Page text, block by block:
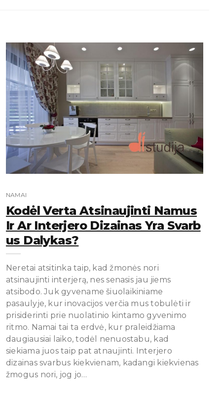
NAMAI
Kodėl Verta Atsinaujinti Namus
Ir Ar Interjero Dizainas Yra Svarb
Us Dalykas?
Neretai atsitinka taip, kad žmonės nori
atsinaujinti interjerą, nes senasis jau jiems
atsibodo. Juk gyvename šiuolaikiniame
pasaulyje, kur inovacijos verčia mus tobulėti ir
prisiderinti prie nuolatinio kintamo gyvenimo
ritmo. Namai tai ta erdvė, kur praleidžiama
daugiausiai laiko, todėl nenuostabu, kad
siekiama juos taip pat atnaujinti. Interjero
dizainas svarbus kiekvienam, kadangi kiekvienas
žmogus nori, jog jo…